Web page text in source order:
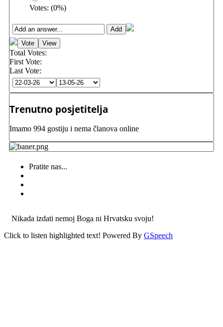
Votes: (0%)
Total Votes:
First Vote:
Last Vote:
Trenutno posjetitelja
Imamo 994 gostiju i nema članova online
Pratite nas...
Nikada izdati nemoj Boga ni Hrvatsku svoju!
Click to listen highlighted text! Powered By GSpeech